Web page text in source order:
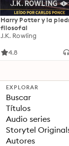
Harry Potter y la
filosofal
J.K. Rowling
4.8
EXPLORAR
Buscar
Títulos
Audio series
Storytel
Autores